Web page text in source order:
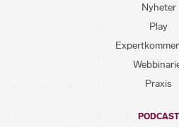
Nyheter
Play
Praxis
PODCAST